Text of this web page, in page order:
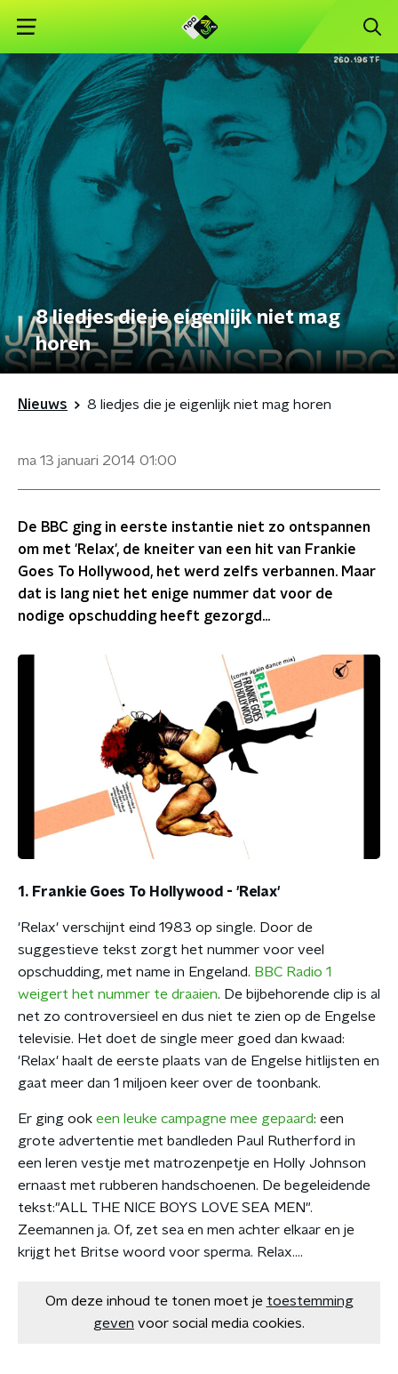
8 liedjes die je eigenlijk niet mag
horen
Nieuws 8 liedjes die je eigenlijk niet mag horen
ma 13 januari 2014 01:00
De BBC ging in eerste instantie niet zo ontspannen
om met 'Relax', de kneiter van een hit van Frankie
Goes To Hollywood, het werd zelfs verbannen. Maar
dat is lang niet het enige nummer dat voor de
nodige opschudding heeft gezorgd...
1. Frankie Goes To Hollywood - 'Relax'
'Relax' verschijnt eind 1983 op single. Door de
suggestieve tekst zorgt het nummer voor veel
opschudding, met name in Engeland. BBC Radio 1
weigert het nummer te draaien. De bijbehorende clip is al
net zo controversieel en dus niet te zien op de Engelse
televisie. Het doet de single meer goed dan kwaad:
'Relax' haalt de eerste plaats van de Engelse hitlijsten en
gaat meer dan 1 miljoen keer over de toonbank.
Er ging ook een leuke campagne mee gepaard: een
grote advertentie met bandleden Paul Rutherford in
een leren vestje met matrozenpetje en Holly Johnson
ernaast met rubberen handschoenen. De begeleidende
tekst:"ALL THE NICE BOYS LOVE SEA MEN".
Zeemannen ja. Of, zet sea en men achter elkaar en je
krijgt het Britse woord voor sperma. Relax….
Om deze inhoud te tonen moet je toestemming
geven voor social media cookies.